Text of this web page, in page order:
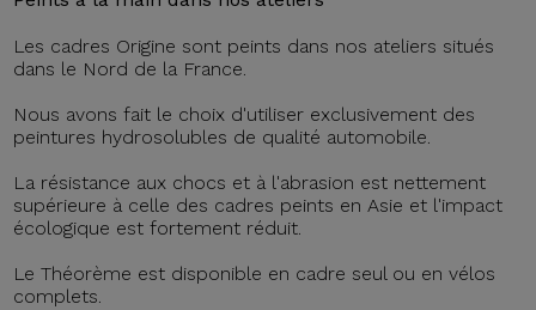
Les cadres Origine sont peints dans nos ateliers situés
dans le Nord de la France.
Nous avons fait le choix d'utiliser exclusivement des
peintures hydrosolubles de qualité automobile.
La résistance aux chocs et à l'abrasion est nettement
supérieure à celle des cadres peints en Asie et l'impact
écologique est fortement réduit.
Le Théorème est disponible en cadre seul ou en vélos
complets.